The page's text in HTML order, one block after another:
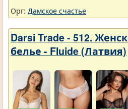
Орг: Дамское счастье
Darsi Trade - 512.
белье - Fluide (Латвия)